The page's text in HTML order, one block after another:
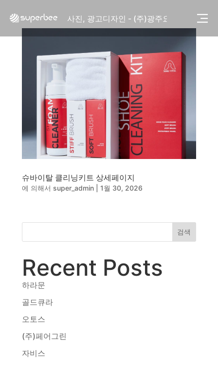
사진, 광고디자인 - (주)광주요
웹사이트 - (주)세스코
동영상, CI - 카피어랜드㈜
동영상, 홈페이지 - (주)분독
동영상, 카탈로그 - 피자마루
웹사이트 - 백조씽크
사진, 광고디자인 - 중외제약
패키지, 디자인 - 고려은단
동영상 - (주)듀오백
동영상 - ㈜고피자
동영상 - 모모스커피㈜
동영상 - 삼양홀딩스
사진, 광고디자인 - (주)화요
사진, 광고디자인 - (주)광주요
동영상, 홈페이지 - (주)분독
웹사이트 - 백조씽크
사진, 광고디자인 - 중외제약
슈바이탈 클리닝키트 상세페이지
에 의해서 super_admin| 1월 30, 2026
검색
Recent Posts
하라문
골드큐라
오토스
(주)페어그린
자비스